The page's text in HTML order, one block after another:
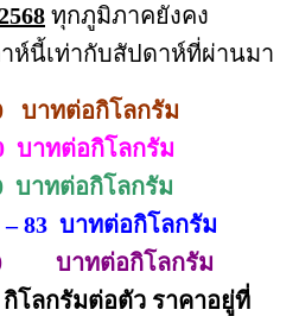
ทุกภูมิภาคยังคง
ห์นี้เท่ากับสัปดาห์ที่ผ่านมา
าทต่อกิโลกรัม
าทต่อกิโลกรัม
ทต่อกิโลกรัม
บาทต่อกิโลกรัม
ทต่อกิโลกรัม
โลกรัมต่อตัว ราคาอยู่ที่